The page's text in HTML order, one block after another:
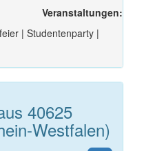
Veranstaltungen:
| Studentenparty |
40625
Westfalen)